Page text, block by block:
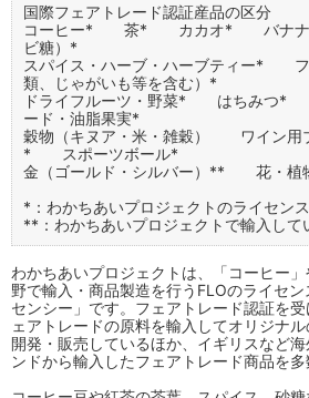
国際フェアトレード認証産品の区分
コーヒー* 茶* カカオ* バナナ
ビ糖）*
スパイス・ハーブ・ハーブティー*
類、じゃがいも等を含む）*
ドライフルーツ・野菜* はちみ
ード・油脂果実*
穀物（キヌア・米・雑穀） ワイン
* スポーツボール*
金（ゴールド・シルバー）** 花
*：わかちあいプロジェクトのライセン
**：わかちあいプロジェクトで輸入して
わかちあいプロジェクトは、「コーヒー
野で輸入・商品製造を行うFLOのライセ
センシー」です。フェアトレード認証を
ェアトレードの原料を輸入してオリジナ
開発・販売しているほか、イギリスなど
ンドから輸入したフェアトレード商品を多